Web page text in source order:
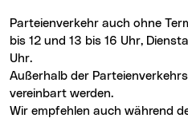
Parteienverkehr auch ohne
bis 12 und 13 bis 16 Uhr,
Uhr.
Außerhalb der
vereinbart werden.
Wir empfehlen auch während